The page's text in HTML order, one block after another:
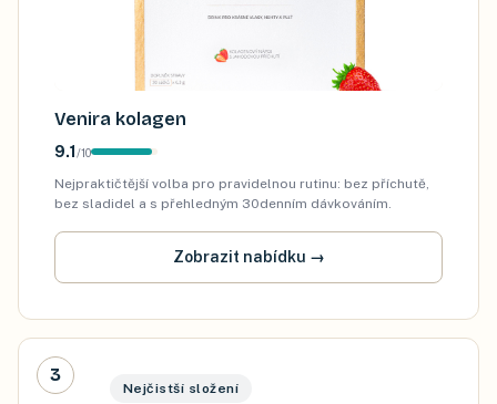
Venira kolagen
9.1/10
Nejpraktičtější volba pro pravidelnou rutinu: bez příchutě,
bez sladidel a s přehledným 30denním dávkováním.
Zobrazit nabídku →
3
Nejčistší složení